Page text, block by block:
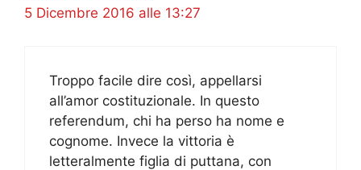
5 Dicembre 2016 alle 13:27
Troppo facile dire così, appellarsi
all’amor costituzionale. In questo
referendum, chi ha perso ha nome e
cognome. Invece la vittoria è
letteralmente figlia di puttana, con